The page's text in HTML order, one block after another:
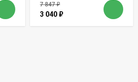
7 847₽
3 040 ₽